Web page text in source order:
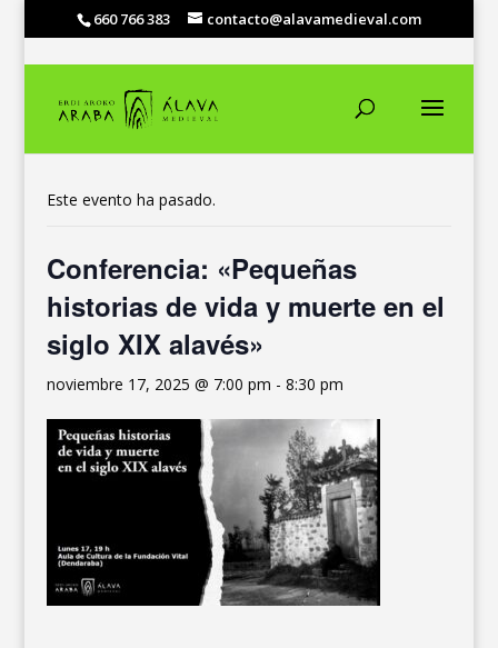
660 766 383 contacto@alavamedieval.com
Este evento ha pasado.
Conferencia: «Pequeñas
historias de vida y muerte en el
siglo XIX alavés»
noviembre 17, 2025 @ 7:00 pm -8:30 pm